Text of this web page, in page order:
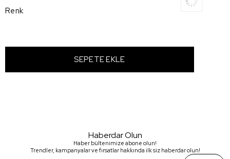
Renk
Haberdar Olun
Haber bültenimize abone olun!
Trendler, kampanyalar ve fırsatlar hakkında ilk siz haberdar olun!